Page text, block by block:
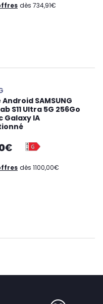
dès 734,91€
SAMSUNG
S11 Ultra 5G 256Go
Galaxy IA
dès 1100,00€